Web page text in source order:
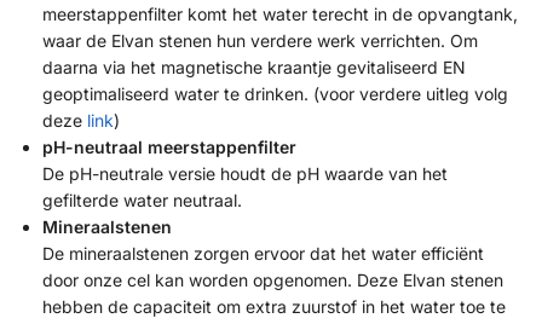
meerstappenfilter komt het water terecht in de opvangtank,
waar de Elvan stenen hun verdere werk verrichten. Om
daarna via het magnetische kraantje gevitaliseerd EN
geoptimaliseerd water te drinken. (voor verdere uitleg volg
deze link)
pH-neutraal meerstappenfilter
De pH-neutrale versie houdt de pH waarde van het
gefilterde water neutraal.
Mineraalstenen
De mineraalstenen zorgen ervoor dat het water efficiënt
door onze cel kan worden opgenomen. Deze Elvan stenen
hebben de capaciteit om extra zuurstof in het water toe te